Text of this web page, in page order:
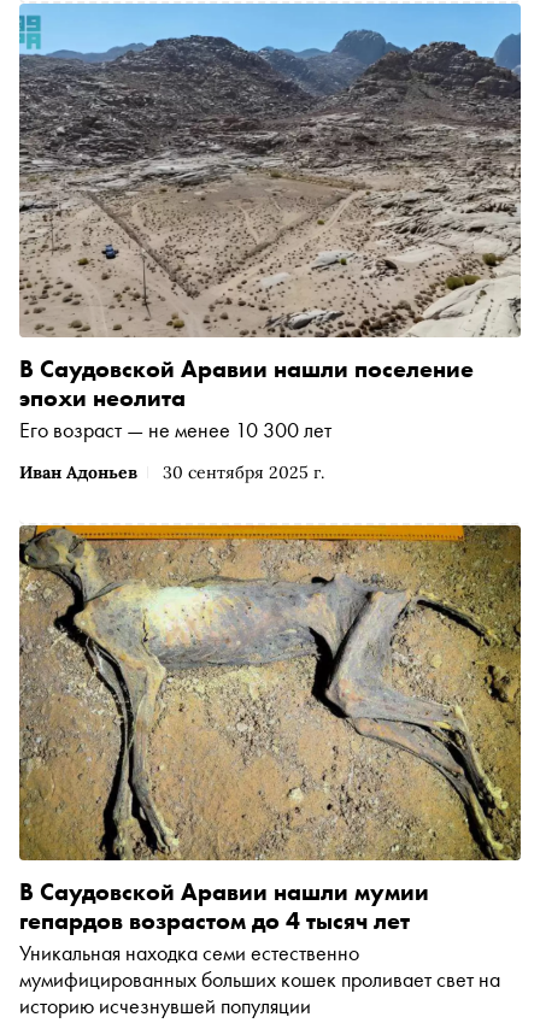
Иван Адоньев 30 сентября 2025 г.
В Саудовской Аравии нашли поселение
эпохи неолита
Его возраст — не менее 10 300 лет
В Саудовской Аравии нашли мумии
гепардов возрастом до 4 тысяч лет
Уникальная находка семи естественно
мумифицированных больших кошек проливает свет на
историю исчезнувшей популяции